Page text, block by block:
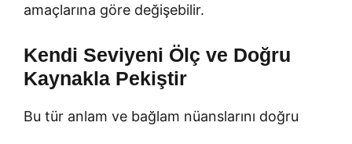
amaçlarına göre değişebilir.
Kendi Seviyeni Ölç ve Doğru
Kaynakla Pekiştir
Bu tür anlam ve bağlam nüanslarını doğru